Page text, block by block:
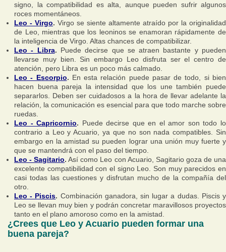
signo, la compatibilidad es alta, aunque pueden sufrir algunos
roces momentáneos.
Leo - Virgo. Virgo se siente altamente atraído por la originalidad
de Leo, mientras que los leoninos se enamoran rápidamente de
la inteligencia de Virgo. Altas chances de compatibilizar.
Leo - Libra. Puede decirse que se atraen bastante y pueden
llevarse muy bien. Sin embargo Leo disfruta ser el centro de
atención, pero Libra es un poco más calmado.
Leo - Escorpio. En esta relación puede pasar de todo, si bien
hacen buena pareja la intensidad que los une también puede
separarlos. Deben ser cuidadosos a la hora de llevar adelante la
relación, la comunicación es esencial para que todo marche sobre
ruedas.
Leo - Capricornio. Puede decirse que en el amor son todo lo
contrario a Leo y Acuario, ya que no son nada compatibles. Sin
embargo en la amistad su pueden lograr una unión muy fuerte y
que se mantendrá con el paso del tiempo.
Leo - Sagitario. Así como Leo con Acuario, Sagitario goza de una
excelente compatibilidad con el signo Leo. Son muy parecidos en
casi todas las cuestiones y disfrutan mucho de la compañía del
otro.
Leo - Piscis. Combinación ganadora, sin lugar a dudas. Piscis y
Leo se llevan muy bien y podrán concretar maravillosos proyectos
tanto en el plano amoroso como en la amistad.
¿Crees que Leo y Acuario pueden formar una
buena pareja?